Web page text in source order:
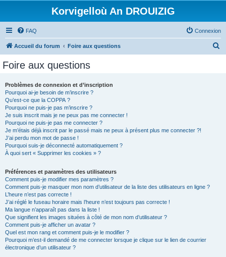
Korvigelloù An DROUIZIG
FAQ Connexion
Accueil du forum Foire aux questions
Foire aux questions
Problèmes de connexion et d’inscription
Pourquoi ai-je besoin de m’inscrire ?
Qu’est-ce que la COPPA ?
Pourquoi ne puis-je pas m’inscrire ?
Je suis inscrit mais je ne peux pas me connecter !
Pourquoi ne puis-je pas me connecter ?
Je m’étais déjà inscrit par le passé mais ne peux à présent plus me connecter ?!
J’ai perdu mon mot de passe !
Pourquoi suis-je déconnecté automatiquement ?
À quoi sert « Supprimer les cookies » ?
Préférences et paramètres des utilisateurs
Comment puis-je modifier mes paramètres ?
Comment puis-je masquer mon nom d’utilisateur de la liste des utilisateurs en ligne ?
L’heure n’est pas correcte !
J’ai réglé le fuseau horaire mais l’heure n’est toujours pas correcte !
Ma langue n’apparaît pas dans la liste !
Que signifient les images situées à côté de mon nom d’utilisateur ?
Comment puis-je afficher un avatar ?
Quel est mon rang et comment puis-je le modifier ?
Pourquoi m’est-il demandé de me connecter lorsque je clique sur le lien de courrier
électronique d’un utilisateur ?